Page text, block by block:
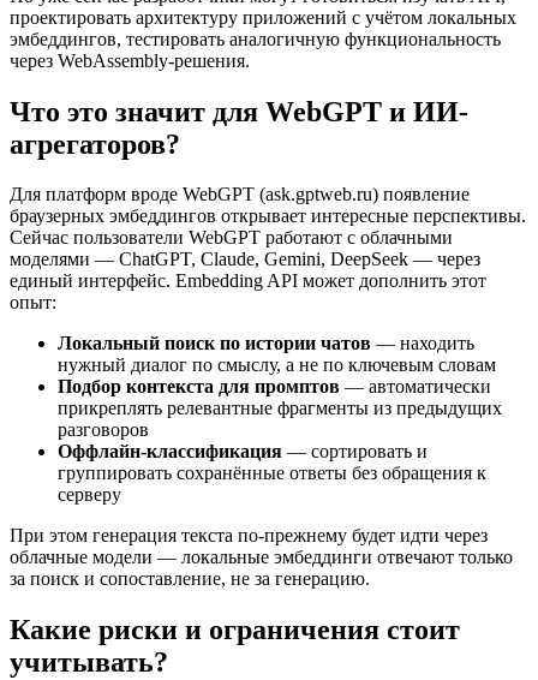
проектировать архитектуру приложений с учётом локальных
эмбеддингов, тестировать аналогичную функциональность
через WebAssembly-решения.
Что это значит для WebGPT и ИИ-
агрегаторов?
Для платформ вроде WebGPT (ask.gptweb.ru) появление
браузерных эмбеддингов открывает интересные перспективы.
Сейчас пользователи WebGPT работают с облачными
моделями — ChatGPT, Claude, Gemini, DeepSeek — через
единый интерфейс. Embedding API может дополнить этот
опыт:
Локальный поиск по истории чатов — находить
нужный диалог по смыслу, а не по ключевым словам
Подбор контекста для промптов — автоматически
прикреплять релевантные фрагменты из предыдущих
разговоров
Оффлайн-классификация — сортировать и
группировать сохранённые ответы без обращения к
серверу
При этом генерация текста по-прежнему будет идти через
облачные модели — локальные эмбеддинги отвечают только
за поиск и сопоставление, не за генерацию.
Какие риски и ограничения стоит
учитывать?